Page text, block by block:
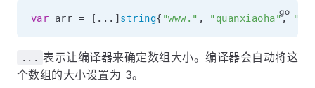
var arr = [ ... ] string{ "www." , "quanxiaoha",
... 表示让编译器来确定数组大小。编译器会自动将这
个数组的大小设置为 3。